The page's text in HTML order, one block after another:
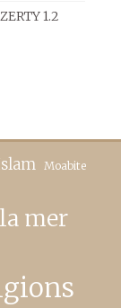
1.2
Moabite
mer